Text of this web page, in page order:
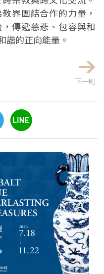
界團結合作的力量，
傳遞慈悲、包容與和
諧的正向能量。
下一則